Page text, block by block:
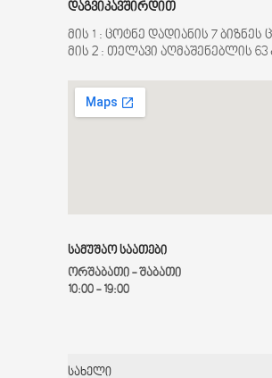
დაგვიკავშირდით
მის 1 : ცოტნე დადიანის 7
მის 2 : თელავი აღმაშენებლის 63
სამუშაო საათები
ორშაბათი - შაბათი
10:00 - 19:00
სახელი